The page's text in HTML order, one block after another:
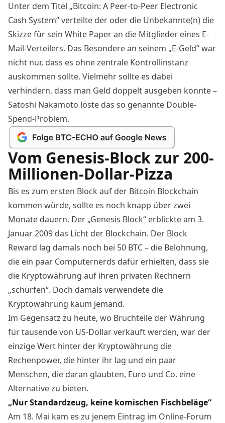
Unter dem Titel „Bitcoin: A Peer-to-Peer Electronic
Cash System“ verteilte der oder die Unbekannte(n) die
Skizze für sein White Paper an die Mitglieder eines E-
Mail-Verteilers. Das Besondere an seinem „E-Geld“ war
nicht nur, dass es ohne zentrale Kontrollinstanz
auskommen sollte. Vielmehr sollte es dabei
verhindern, dass man Geld doppelt ausgeben konnte –
Satoshi Nakamoto löste das so genannte Double-
Spend-Problem.
Vom Genesis-Block zur 200-
Millionen-Dollar-Pizza
Bis es zum ersten Block auf der Bitcoin Blockchain
kommen würde, sollte es noch knapp über zwei
Monate dauern. Der „Genesis Block“ erblickte am 3.
Januar 2009 das Licht der Blockchain. Der Block
Reward lag damals noch bei 50 BTC – die Belohnung,
die ein paar Computernerds dafür erhielten, dass sie
die Kryptowährung auf ihren privaten Rechnern
„schürfen“. Doch damals verwendete die
Kryptowährung kaum jemand.
Im Gegensatz zu heute, wo Bruchteile der Währung
für tausende von US-Dollar verkauft werden, war der
einzige Wert hinter der Kryptowährung die
Rechenpower, die hinter ihr lag und ein paar
Menschen, die daran glaubten, Euro und Co. eine
Alternative zu bieten.
„Nur Standardzeug, keine komischen Fischbeläge“
Am 18. Mai kam es zu jenem Eintrag im Online-Forum